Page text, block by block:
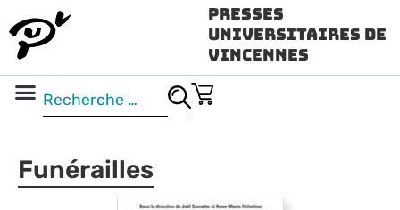
Presses
Universitaires de
Vincennes
Funérailles